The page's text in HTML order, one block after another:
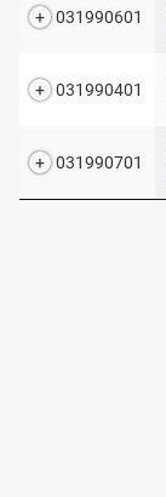
031990601
031990401
031990701